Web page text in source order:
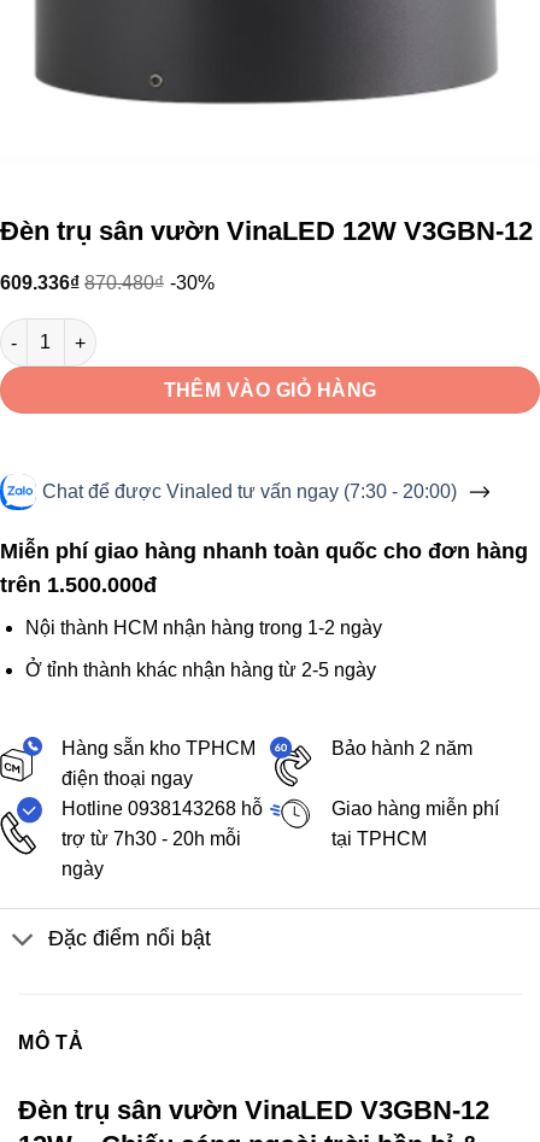
Đèn trụ sân vườn VinaLED 12W V3GBN-12
609.336₫ 870.480₫ -30%
Đèn trụ sân vườn VinaLED 12W V3GBN-12 số lượng
THÊM VÀO GIỎ HÀNG
Chat để được Vinaled tư vấn ngay (7:30 - 20:00)
Miễn phí giao hàng nhanh toàn quốc cho đơn hàng
trên 1.500.000đ
Nội thành HCM nhận hàng trong 1-2 ngày
Ở tỉnh thành khác nhận hàng từ 2-5 ngày
Hàng sẵn kho TPHCM
điện thoại ngay
Bảo hành 2 năm
Hotline 0938143268 hỗ
trợ từ 7h30 - 20h mỗi
ngày
Giao hàng miễn phí
tại TPHCM
Đặc điểm nổi bật
MÔ TẢ
Đèn trụ sân vườn VinaLED V3GBN-12